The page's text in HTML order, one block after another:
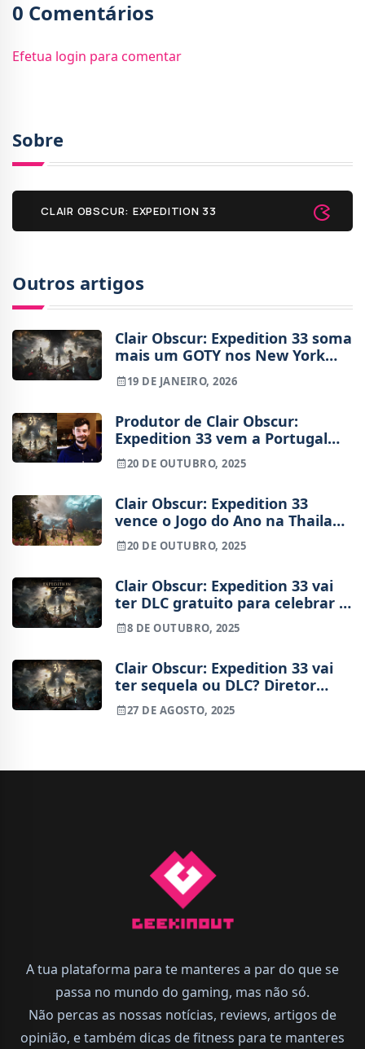
0 Comentários
Efetua login para comentar
Sobre
CLAIR OBSCUR: EXPEDITION 33
Outros artigos
Clair Obscur: Expedition 33 soma
mais um GOTY nos New York
Game Awards
19 DE JANEIRO, 2026
Produtor de Clair Obscur:
Expedition 33 vem a Portugal
falar sobre a importância do
som nos videojogos
20 DE OUTUBRO, 2025
Clair Obscur: Expedition 33
vence o Jogo do Ano na Thailand
Game Show 2025
20 DE OUTUBRO, 2025
Clair Obscur: Expedition 33 vai
ter DLC gratuito para celebrar 5
milhões de vendas
8 DE OUTUBRO, 2025
Clair Obscur: Expedition 33 vai
ter sequela ou DLC? Diretor
criativo comenta sobre o futuro
da série
27 DE AGOSTO, 2025
A tua plataforma para te manteres a par do que se
passa no mundo do gaming, mas não só.
Não percas as nossas notícias, reviews, artigos de
opinião, e também dicas de fitness para te manteres